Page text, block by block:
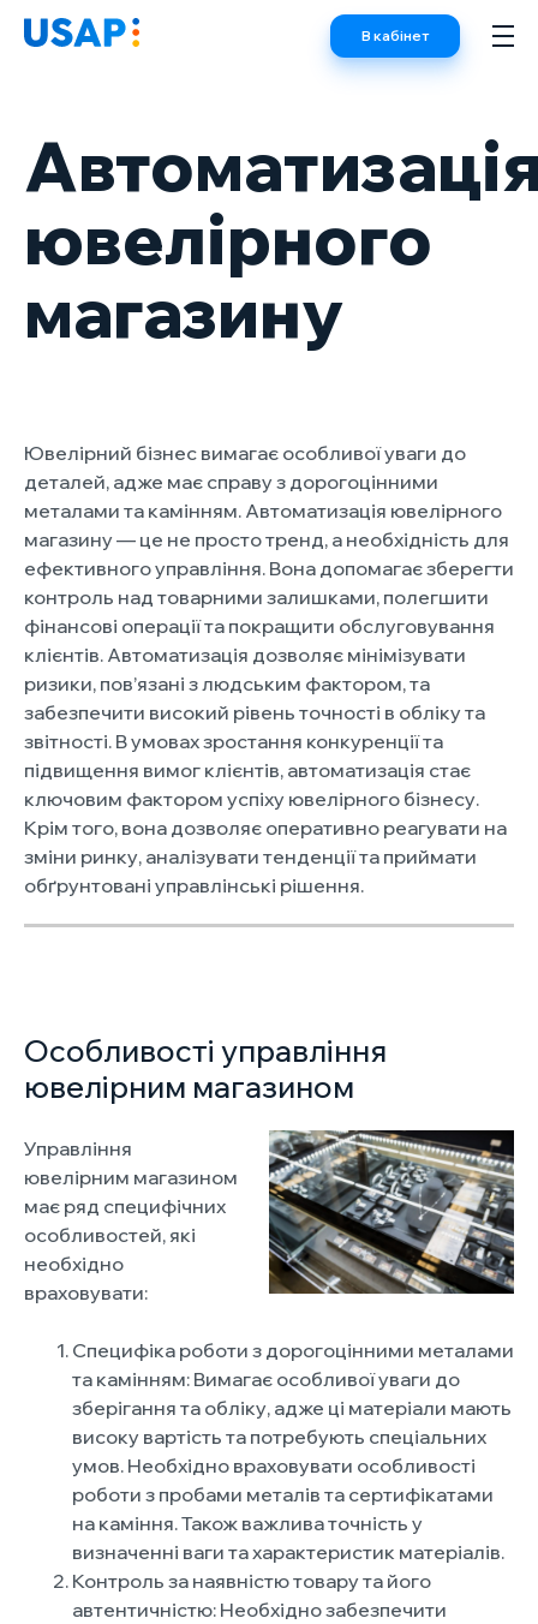
Skip
В кабінет
ювелірного
магазину
Ювелірний бізнес вимагає особливої уваги до
деталей, адже має справу з дорогоцінними
металами та камінням. Автоматизація ювелірного
магазину — це не просто тренд, а необхідність для
ефективного управління. Вона допомагає зберегти
контроль над товарними залишками, полегшити
фінансові операції та покращити обслуговування
клієнтів. Автоматизація дозволяє мінімізувати
ризики, пов’язані з людським фактором, та
забезпечити високий рівень точності в обліку та
звітності. В умовах зростання конкуренції та
підвищення вимог клієнтів, автоматизація стає
ключовим фактором успіху ювелірного бізнесу.
Крім того, вона дозволяє оперативно реагувати на
зміни ринку, аналізувати тенденції та приймати
обґрунтовані управлінські рішення.
Особливості управління
ювелірним магазином
Управління
ювелірним магазином
має ряд специфічних
особливостей, які
необхідно
враховувати:
Специфіка роботи з дорогоцінними металами
та камінням: Вимагає особливої уваги до
зберігання та обліку, адже ці матеріали мають
високу вартість та потребують спеціальних
умов. Необхідно враховувати особливості
роботи з пробами металів та сертифікатами
на каміння. Також важлива точність у
визначенні ваги та характеристик матеріалів.
Контроль за наявністю товару та його
автентичністю: Необхідно забезпечити